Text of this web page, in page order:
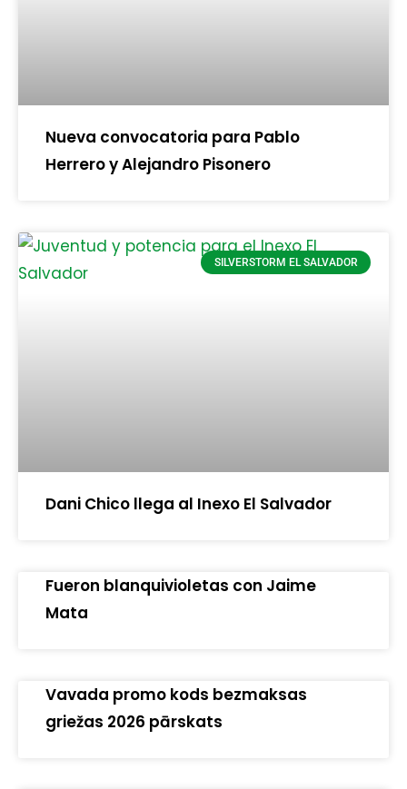
Nueva convocatoria para Pablo
Herrero y Alejandro Pisonero
SILVERSTORM EL SALVADOR
Dani Chico llega al Inexo El Salvador
Fueron blanquivioletas con Jaime
Mata
Vavada promo kods bezmaksas
griežas 2026 pārskats